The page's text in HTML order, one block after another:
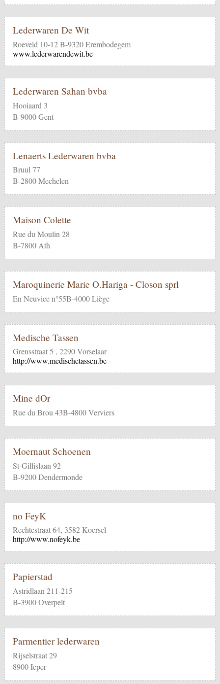
Lederwaren De Wit
Roeveld 10-12 B-9320 Erembodegem
www.lederwarendewit.be
Lederwaren Sahan bvba
Hooiaard 3
B-9000 Gent
Lenaerts Lederwaren bvba
Bruul 77
B-2800 Mechelen
Maison Colette
Rue du Moulin 28
B-7800 Ath
Maroquinerie Marie O.Hariga - Closon sprl
En Neuvice n°55B-4000 Liège
Medische Tassen
Grensstraat 5 , 2290 Vorselaar
http://www.medischetassen.be
Mine dOr
Rue du Brou 43B-4800 Verviers
Moernaut Schoenen
St-Gillislaan 92
B-9200 Dendermonde
no FeyK
Rechtestraat 64, 3582 Koersel
http://www.nofeyk.be
Papierstad
Astridlaan 211-215
B-3900 Overpelt
Parmentier lederwaren
Rijselstraat 29
8900 Ieper